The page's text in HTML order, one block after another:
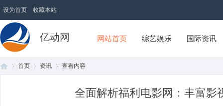
设为首页 收藏本站
亿动网 网站首页 综艺娱乐 国际资讯
首页 资讯 查看内容
全面解析福利电影网：丰富影